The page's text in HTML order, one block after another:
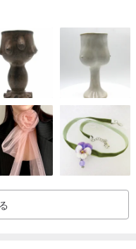
たはジュエリーカウンタ
定して、最適なサイズを
クルであることを確認し
れていません（必要に応
シルバーのクリーニングク
ナンス手順が含まれてい